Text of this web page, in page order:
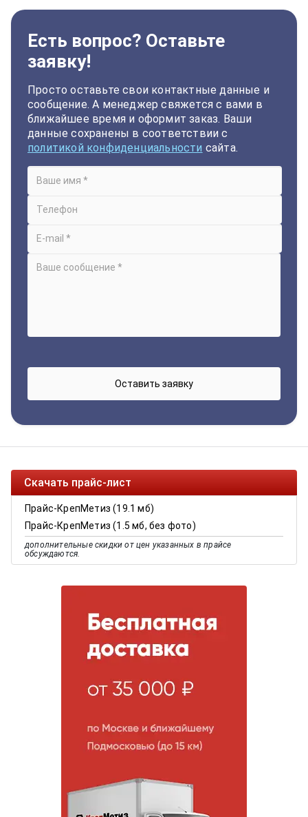
Есть вопрос? Оставьте
заявку!
Просто оставьте свои контактные данные и
сообщение. А менеджер свяжется с вами в
ближайшее время и оформит заказ. Ваши
данные сохранены в соответствии с
политикой конфиденциальности сайта.
Скачать прайс-лист
Прайс-КрепМетиз (19.1 мб)
Прайс-КрепМетиз (1.5 мб, без фото)
дополнительные скидки от цен указанных в прайсе
обсуждаются.